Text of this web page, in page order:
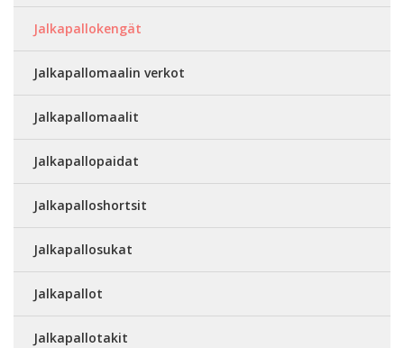
Jalkapallokengät
Jalkapallomaalin verkot
Jalkapallomaalit
Jalkapallopaidat
Jalkapalloshortsit
Jalkapallosukat
Jalkapallot
Jalkapallotakit